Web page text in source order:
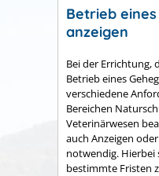
Betrieb
anzeigen
Bei der Errichtung,
Betrieb eines
verschiedene
Bereichen
Veterinärwesen
auch Anzeigen
notwendig.
bestimmte Fristen